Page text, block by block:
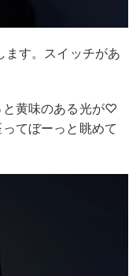
す。スイッチがあ
と黄味のある光が♡
てぼーっと眺めて